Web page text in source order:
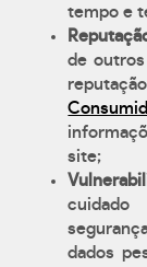
tempo e
de
site;
cuidado
dados